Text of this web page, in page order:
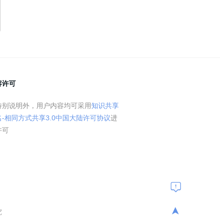
➤
许可
别说明外，用户内容均可采用知识共享
-相同方式共享3.0中国大陆许可协议进
可